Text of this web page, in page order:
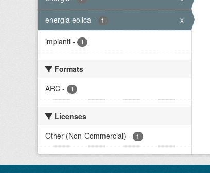
energia eolica - 1 x
impianti - 1
Formats
ARC - 1
Licenses
Other (Non-Commercial) - 1